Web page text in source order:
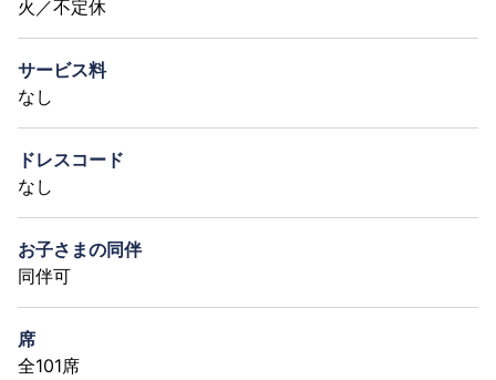
火／不定休
サービス料
なし
ドレスコード
なし
お子さまの同伴
同伴可
席
全101席